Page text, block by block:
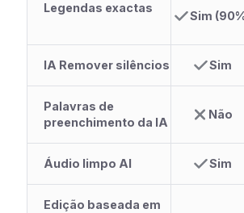
Legendas exactas
Sim
IA Remover silêncios Sim
Palavras de
preenchimento da IA
Não
Áudio limpo AI Sim
Edição baseada em